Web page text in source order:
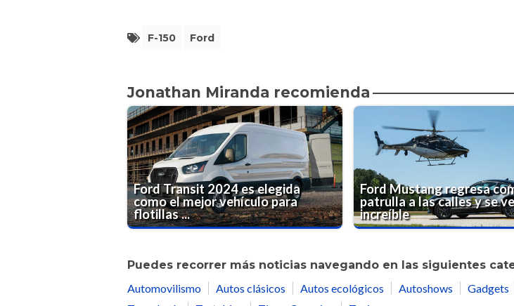
F-150 Ford
Jonathan Miranda recomienda
Ford Transit 2024 es elegida
como el mejor vehículo para
flotillas ...
Ford Mustang regresa
patrulla a las calles y se
increíble
Puedes recorrer más noticias navegando en las siguientes
Automovilismo
Autos clásicos Autos ecológicos Autoshows Gadgets